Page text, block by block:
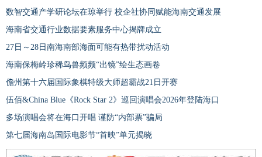
数智交通产学研论坛在琼举行 校企社协同赋能海南交通发展
海南省交通行业数据要素服务中心揭牌成立
27日～28日南海南部海面可能有热带扰动活动
海南保梅岭珍稀鸟兽频频“出镜”绘生态画卷
儋州第十六届国际象棋特级大师超霸战21日开赛
伍佰&China Blue《Rock Star 2》巡回演唱会2026年登陆海口
多场演唱会将在海口开唱 谨防“内部票”骗局
第七届海南岛国际电影节“首映”单元揭晓